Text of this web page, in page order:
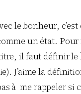
le bonheur,
un état.
il faut définir
J’aime la
à me rappeler si